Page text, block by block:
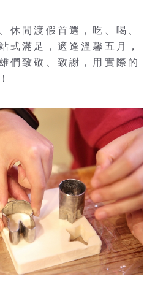
休閒渡假首選，吃、喝、
式滿足，適逢溫馨五月，
們致敬、致謝，用實際的